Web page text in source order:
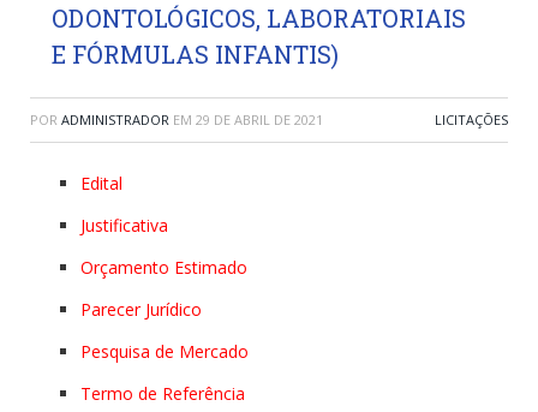
ODONTOLÓGICOS, LABORATORIAIS
E FÓRMULAS INFANTIS)
POR ADMINISTRADOR EM 29 DE ABRIL DE 2021 LICITAÇÕES
Edital
Justificativa
Orçamento Estimado
Parecer Jurídico
Pesquisa de Mercado
Termo de Referência